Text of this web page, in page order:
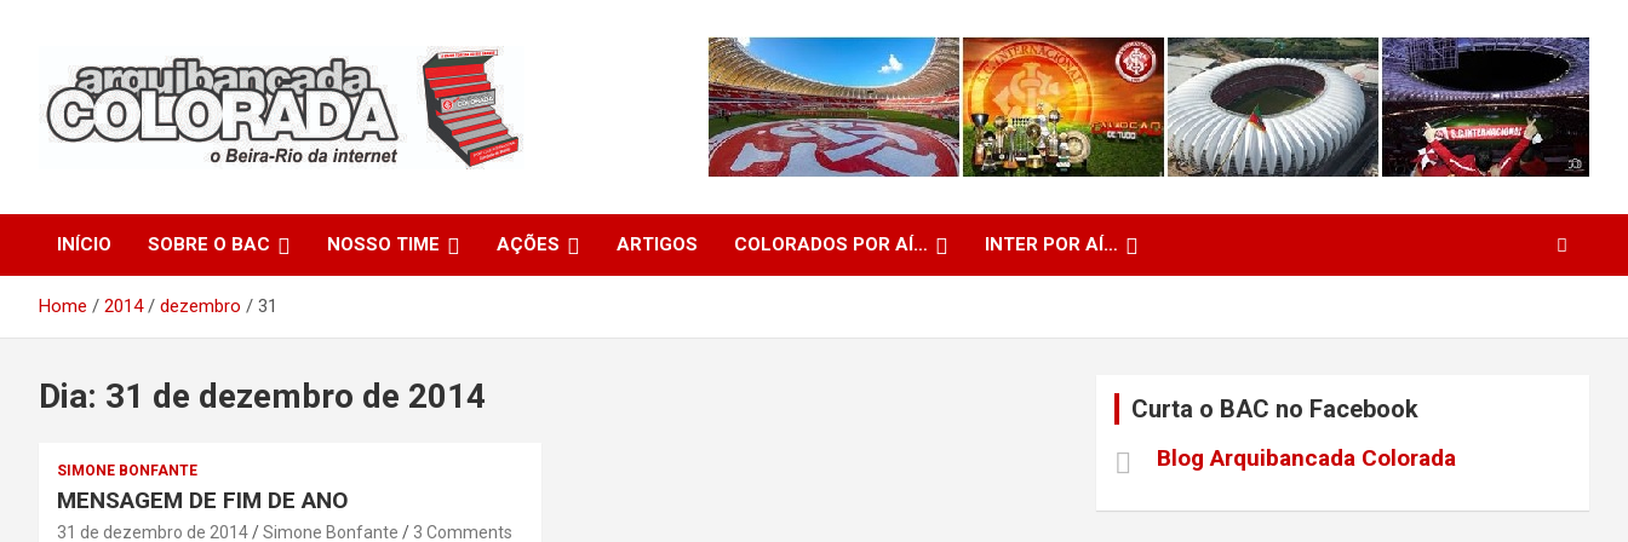
Arquibancada Colorada
INÍCIO SOBRE O BAC NOSSO TIME AÇÕES ARTIGOS COLORADOS POR AÍ… INTER POR AÍ…
Home 2014 dezembro 31
Dia: 31 de dezembro de 2014
SIMONE BONFANTE
MENSAGEM DE FIM DE ANO
31 de dezembro de 2014 Simone Bonfante 3 Comments
Curta o BAC no Facebook
Blog Arquibancada Colorada